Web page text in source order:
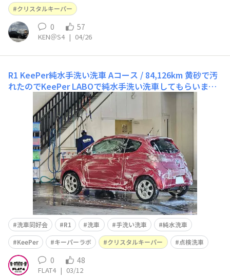
クリスタルキーパー
0 57
KEN＠S4 | 04/26
R1 KeePer純水手洗い洗車 Aコース / 84,126km黄砂で汚
れたのでKeePer LABOで純水手洗い洗車してもらいまし
た。クリスタルキーパーコーティングの点検洗車なので、
料金は無料です。
洗車同好会 R1 洗車 手洗い洗車
純水洗車
KeePer
キーパーラボ クリスタルキーパー 点検洗車
0 48
FLAT4 | 03/12